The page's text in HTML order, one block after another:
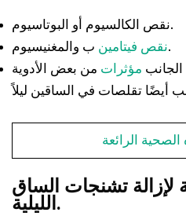
نقص الكالسيوم أو البوتاسيوم.
نقص فيتامينب والمغنيسيوم.
مؤثرات من بعض الأدوية
الصحية الرائعة
لإزالة تشنجات الساق
الليلية.